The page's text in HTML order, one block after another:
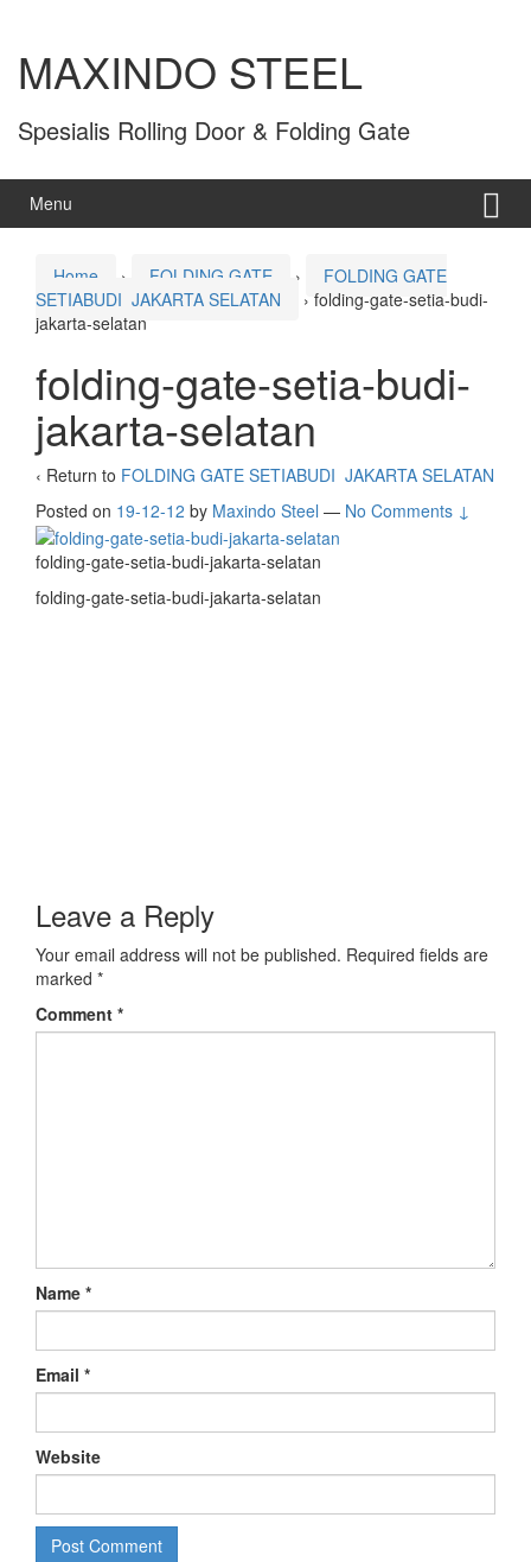
MAXINDO STEEL
Spesialis Rolling Door & Folding Gate
Menu
Home › FOLDING GATE ›
FOLDING GATE
SETIABUDI JAKARTA SELATAN
› folding-gate-setia-budi-
jakarta-selatan
folding-gate-setia-budi-
jakarta-selatan
‹ Return to FOLDING GATE SETIABUDI JAKARTA SELATAN
Posted on 19-12-12 by Maxindo Steel — No Comments ↓
folding-gate-setia-budi-jakarta-selatan
folding-gate-setia-budi-jakarta-selatan
Leave a Reply
Your email address will not be published. Required fields are
marked *
Comment *
Name *
Email *
Website